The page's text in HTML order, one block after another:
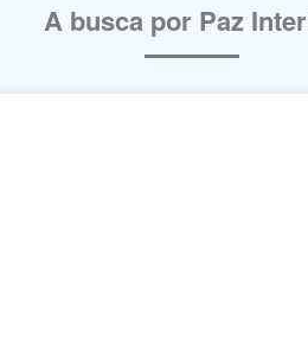
A busca por Paz